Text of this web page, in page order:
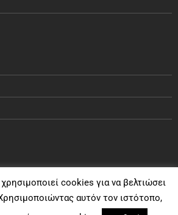
cookies για να βελτιώσει
αυτόν τον ιστότοπο,